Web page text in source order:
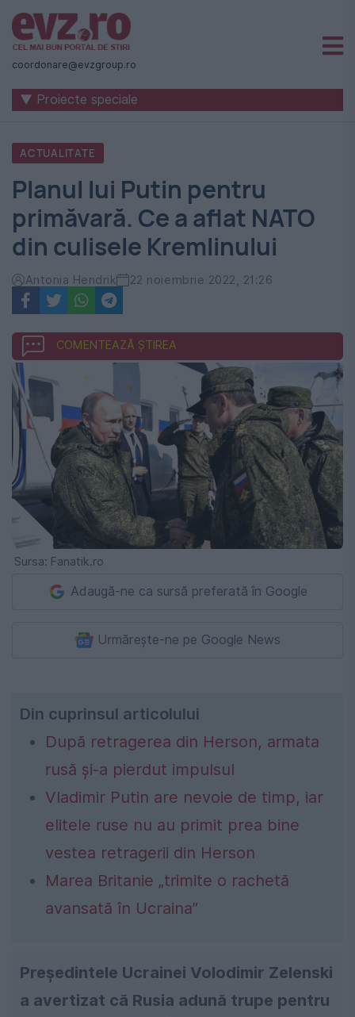
Știri
naționale
internaționale
România
-
Evenimentul
Zilei
coordonare@evzgroup.ro
▼ Proiecte speciale
ACTUALITATE
Planul lui Putin pentru
primăvară. Ce a aflat NATO
din culisele Kremlinului
Antonia Hendrik 22 noiembrie 2022, 21:26
COMENTEAZĂ ȘTIREA
Sursa: Fanatik.ro
Adaugă-ne ca sursă preferată în Google
Urmărește-ne pe Google News
Din cuprinsul articolului
După retragerea din Herson, armata
rusă şi-a pierdut impulsul
Vladimir Putin are nevoie de timp, iar
elitele ruse nu au primit prea bine
vestea retragerii din Herson
Marea Britanie „trimite o rachetă
avansată în Ucraina”
Președintele Ucrainei Volodimir Zelenski
a avertizat că Rusia adună trupe pentru